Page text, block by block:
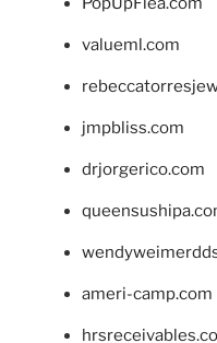
valueml.com
jmpbliss.com
drjorgerico.com
ameri-camp.com